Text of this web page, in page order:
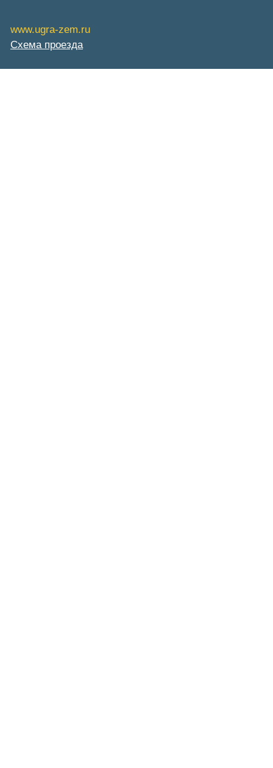
www.ugra-zem.ru
Схема проезда